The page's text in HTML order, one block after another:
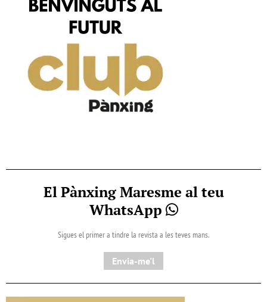
El Pànxing Maresme al teu
WhatsApp
Sigues el primer a tindre la revista a les teves mans.
Envia-me'l